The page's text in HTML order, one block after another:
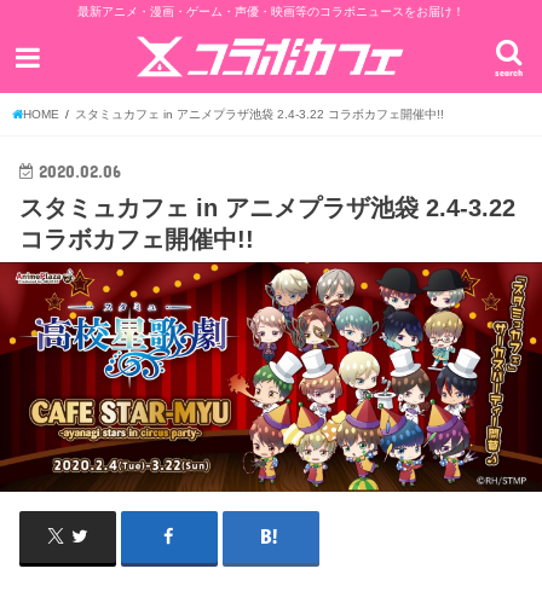
最新アニメ・漫画・ゲーム・声優・映画等のコラボニュースをお届け！
search
HOME スタミュカフェ in アニメプラザ池袋 2.4-3.22 コラボカフェ開催中!!
2020.02.06
スタミュカフェ in アニメプラザ池袋 2.4-3.22
コラボカフェ開催中!!